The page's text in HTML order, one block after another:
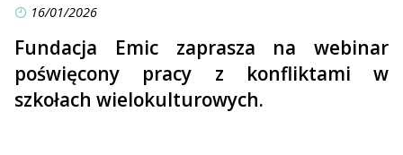
16/01/2026
Fundacja Emic zaprasza na webinar
poświęcony pracy z konfliktami w
szkołach wielokulturowych.